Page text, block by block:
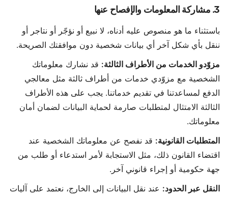
3. مشاركة المعلومات والإفصاح عنها
باستثناء ما هو منصوص عليه أدناه، لا نبيع أو نؤجّر أو نتاجر أو
ننقل بأي شكل آخر أي بيانات شخصية دون موافقتك الصريحة.
مزوّدو الخدمات من الأطراف الثالثة: قد نشارك معلوماتك
الشخصية مع مزوّدي خدمات من أطراف ثالثة مثل معالجي
الدفع لمساعدتنا في تقديم خدماتنا. يجب على هذه الأطراف
الثالثة الامتثال لمتطلبات صارمة لحماية البيانات لضمان أمان
معلوماتك.
المتطلبات القانونية: قد نفصح عن معلوماتك الشخصية عند
اقتضاء القانون ذلك، مثل الاستجابة لأمر استدعاء أو طلب من
جهة حكومية أو إجراء قانوني آخر.
النقل عبر الحدود: عند نقل البيانات إلى الخارج، نعتمد على آليات